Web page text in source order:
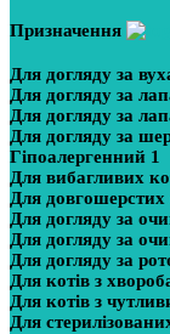
Призначення
Для догляду за
Для догляду за
Для догляду за
Для догляду за
Гіпоалергенний 1
Для вибагливих
Для довгошерстих
Для догляду за
Для догляду за
Для догляду за
Для котів з
Для котів з
Для